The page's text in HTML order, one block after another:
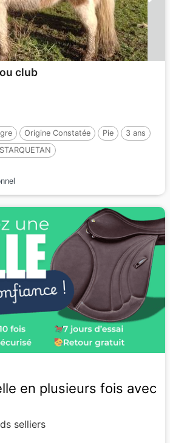
club
Origine Constatée Pie
3 ans
en plusieurs fois avec
selliers